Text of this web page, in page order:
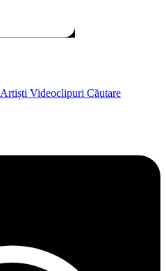
Artiști Videoclipuri Căutare